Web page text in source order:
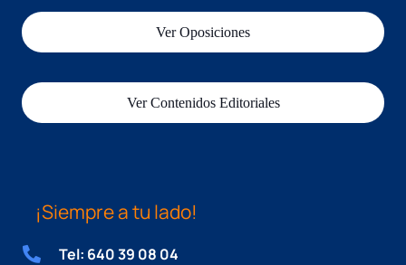
Ver Oposiciones
Ver Contenidos Editoriales
¡Siempre a tu lado!
Tel: 640 39 08 04